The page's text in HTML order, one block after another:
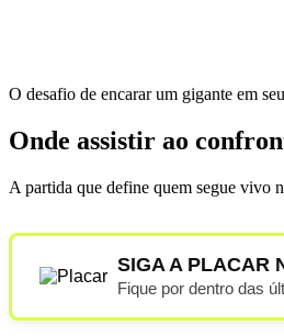
O desafio de encarar um gigante em
Onde assistir ao
A partida que define quem segue vivo
SIGA A PLACAR
Fique por dentro das